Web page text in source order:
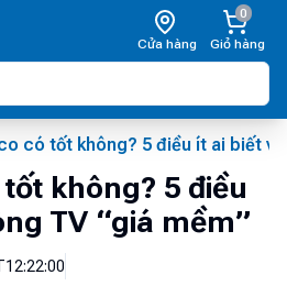
Cửa hàng
0
Giỏ hàng
có tốt không? 5 điều ít ai biết
không? 5 điều
TV “giá mềm”